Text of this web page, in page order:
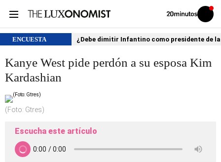
Volver
Iniciar
sesión
ENCUESTA ¿Debe dimitir Infantino como presidente de
Kanye West pide perdón a su esposa Kim
Kardashian
(Foto: Gtres)
Escucha este artículo